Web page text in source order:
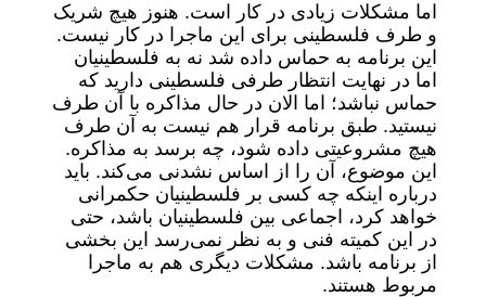
اما مشکلات زیادی در کار است. هنوز هیچ شریک
و طرف فلسطینی برای این ماجرا در کار نیست.
این برنامه به حماس داده شد نه به فلسطینیان
اما در نهایت انتظار طرفی فلسطینی دارید که
حماس نباشد؛ اما الان در حال مذاکره با آن طرف
نیستید. طبق برنامه قرار هم نیست به آن طرف
هیچ مشروعیتی داده شود، چه برسد به مذاکره.
این موضوع، آن را از اساس نشدنی می‌کند. باید
درباره اینکه چه کسی بر فلسطینیان حکمرانی
خواهد کرد، اجماعی بین فلسطینیان باشد، حتی
در این کمیته فنی و به نظر نمی‌رسد این بخشی
از برنامه باشد. مشکلات دیگری هم به ماجرا
مربوط هستند.